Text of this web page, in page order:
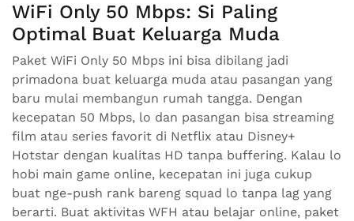
WiFi Only 50 Mbps: Si Paling
Optimal Buat Keluarga Muda
Paket WiFi Only 50 Mbps ini bisa dibilang jadi
primadona buat keluarga muda atau pasangan yang
baru mulai membangun rumah tangga. Dengan
kecepatan 50 Mbps, lo dan pasangan bisa streaming
film atau series favorit di Netflix atau Disney+
Hotstar dengan kualitas HD tanpa buffering. Kalau lo
hobi main game online, kecepatan ini juga cukup
buat nge-push rank bareng squad lo tanpa lag yang
berarti. Buat aktivitas WFH atau belajar online, paket